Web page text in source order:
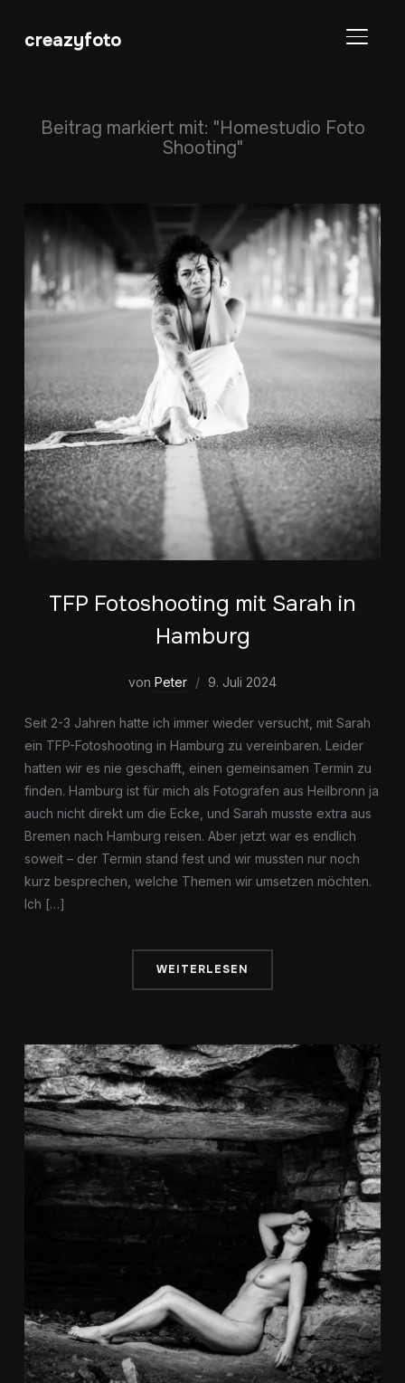
creazyfoto
Beitrag markiert mit: "Homestudio Foto
Shooting"
TFP Fotoshooting mit Sarah in
Hamburg
von Peter 9. Juli 2024
Seit 2-3 Jahren hatte ich immer wieder versucht, mit Sarah
ein TFP-Fotoshooting in Hamburg zu vereinbaren. Leider
hatten wir es nie geschafft, einen gemeinsamen Termin zu
finden. Hamburg ist für mich als Fotografen aus Heilbronn ja
auch nicht direkt um die Ecke, und Sarah musste extra aus
Bremen nach Hamburg reisen. Aber jetzt war es endlich
soweit – der Termin stand fest und wir mussten nur noch
kurz besprechen, welche Themen wir umsetzen möchten.
Ich […]
WEITERLESEN